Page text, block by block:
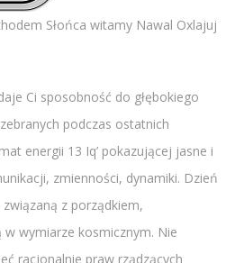
Słońca witamy Nawal Oxlajuj
Ci sposobność do głębokiego
podczas ostatnich
energii 13 Iq’ pokazującej jasne i
zmienności, dynamiki. Dzień
związaną z porządkiem,
w wymiarze kosmicznym. Nie
racjonalnie praw rządzących